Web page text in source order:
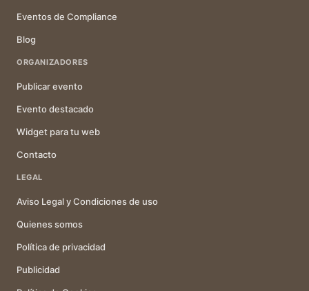
Eventos de Compliance
Blog
ORGANIZADORES
Publicar evento
Evento destacado
Widget para tu web
Contacto
LEGAL
Aviso Legal y Condiciones de uso
Quienes somos
Política de privacidad
Publicidad